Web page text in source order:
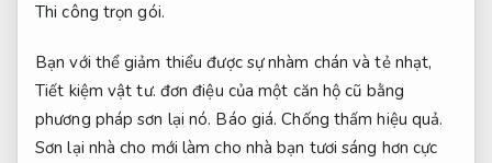
Thi công trọn gói.
Bạn với thể giảm thiểu được sự nhàm chán và tẻ nhạt,
Tiết kiệm vật tư. đơn điệu của một căn hộ cũ bằng
phương pháp sơn lại nó. Báo giá. Chống thấm hiệu quả.
Sơn lại nhà cho mới làm cho nhà bạn tươi sáng hơn cực